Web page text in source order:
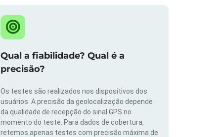
Qual a fiabilidade? Qual é a
precisão?
Os testes são realizados nos dispositivos dos
usuários. A precisão da geolocalização depende
da qualidade de recepção do sinal GPS no
momento do teste. Para dados de cobertura,
retemos apenas testes com precisão máxima de